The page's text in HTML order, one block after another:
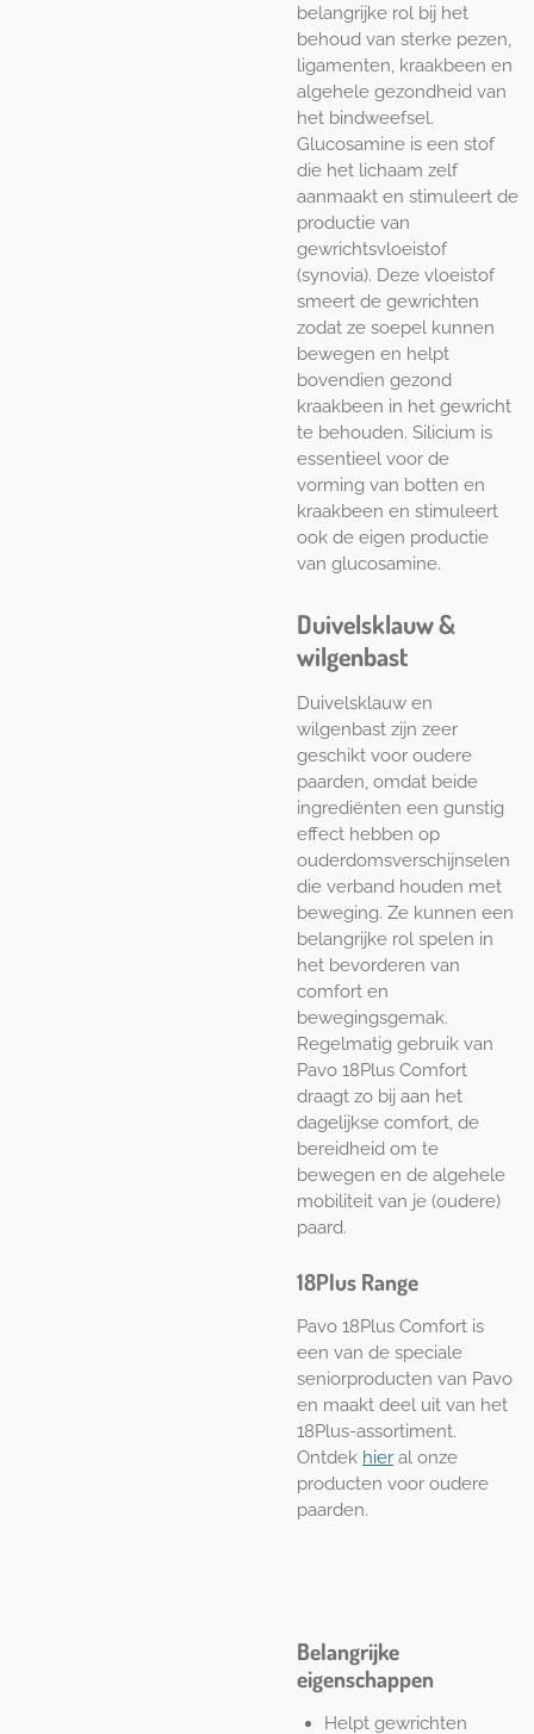
belangrijke rol bij het
behoud van sterke pezen,
ligamenten, kraakbeen en
algehele gezondheid van
het bindweefsel.
Glucosamine is een stof
die het lichaam zelf
aanmaakt en stimuleert de
productie van
gewrichtsvloeistof
(synovia). Deze vloeistof
smeert de gewrichten
zodat ze soepel kunnen
bewegen en helpt
bovendien gezond
kraakbeen in het gewricht
te behouden. Silicium is
essentieel voor de
vorming van botten en
kraakbeen en stimuleert
ook de eigen productie
van glucosamine.
Duivelsklauw &
wilgenbast
Duivelsklauw en
wilgenbast zijn zeer
geschikt voor oudere
paarden, omdat beide
ingrediënten een gunstig
effect hebben op
ouderdomsverschijnselen
die verband houden met
beweging. Ze kunnen een
belangrijke rol spelen in
het bevorderen van
comfort en
bewegingsgemak.
Regelmatig gebruik van
Pavo 18Plus Comfort
draagt zo bij aan het
dagelijkse comfort, de
bereidheid om te
bewegen en de algehele
mobiliteit van je (oudere)
paard.
18Plus Range
Pavo 18Plus Comfort is
een van de speciale
seniorproducten van Pavo
en maakt deel uit van het
18Plus-assortiment.
Ontdek hier al onze
producten voor oudere
paarden.
Belangrijke
eigenschappen
Helpt gewrichten